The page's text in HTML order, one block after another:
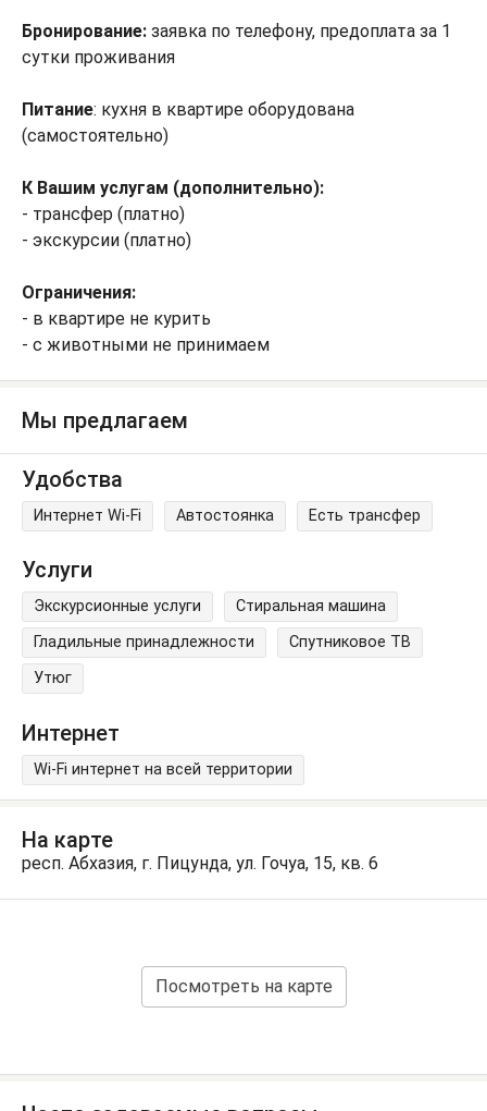
Бронирование: заявка по телефону, предоплата за 1
сутки проживания
Питание: кухня в квартире оборудована
(самостоятельно)
К Вашим услугам (дополнительно):
- трансфер (платно)
- экскурсии (платно)
Ограничения:
- в квартире не курить
- с животными не принимаем
Мы предлагаем
Удобства
Интернет Wi-Fi Автостоянка Есть трансфер
Услуги
Экскурсионные услуги
Стиральная машина
Гладильные принадлежности
Спутниковое ТВ
Утюг
Интернет
Wi-Fi интернет на всей территории
На карте
респ. Абхазия, г. Пицунда, ул. Гочуа, 15, кв. 6
Посмотреть на карте